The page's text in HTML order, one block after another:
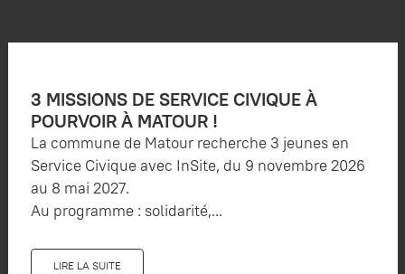
3 MISSIONS DE SERVICE CIVIQUE À
POURVOIR À MATOUR !
La commune de Matour recherche 3 jeunes en
Service Civique avec InSite, du 9 novembre 2026
au 8 mai 2027.
Au programme : solidarité,...
LIRE LA SUITE